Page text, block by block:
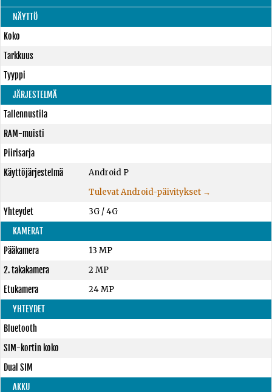
NÄYTTÖ
Koko
Tarkkuus
Tyyppi
JÄRJESTELMÄ
Tallennustila
RAM-muisti
Piirisarja
Käyttöjärjestelmä
Android P
Tulevat Android-päivitykset →
Yhteydet
3G / 4G
KAMERAT
Pääkamera
13 MP
2. takakamera
2 MP
Etukamera
24 MP
YHTEYDET
Bluetooth
SIM-kortin koko
Dual SIM
AKKU